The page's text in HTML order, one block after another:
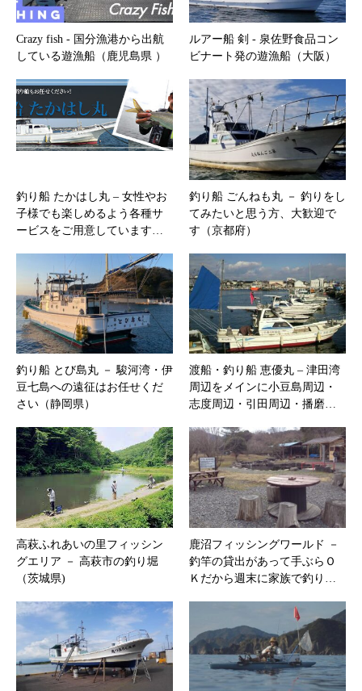
Crazy fish ‐ 国分漁港から出航
している遊漁船（鹿児島県 ）
ルアー船 剣 ‐ 泉佐野食品コン
ビナート発の遊漁船（大阪）
釣り船 たかはし丸 – ​女性やお
子様でも楽しめるよう各種サ
ービスをご用意しています…
釣り船 ごんねも丸 － 釣りをし
てみたいと思う方、大歓迎で
す（京都府）
釣り船 とび島丸 － 駿河湾・伊
豆七島への遠征はお任せくだ
さい（静岡県）
渡船・釣り船 恵優丸 – 津田湾
周辺をメインに小豆島周辺・
志度周辺・引田周辺・播磨…
高萩ふれあいの里フィッシン
グエリア － 高萩市の釣り堀
（茨城県)
鹿沼フィッシングワールド －
釣竿の貸出があって手ぶらＯ
Ｋだから週末に家族で釣り…